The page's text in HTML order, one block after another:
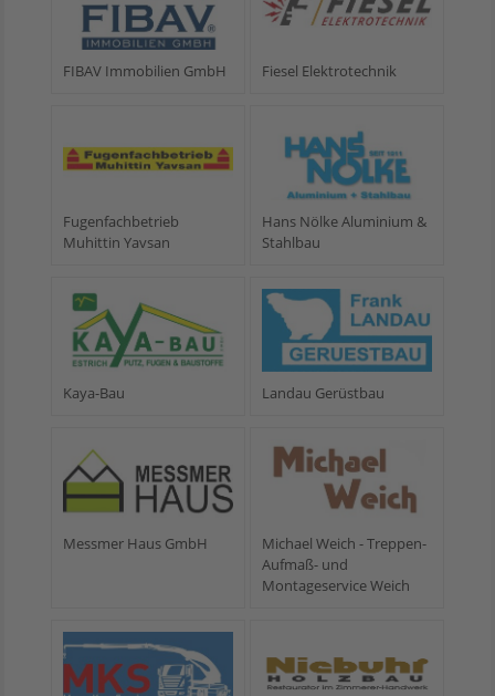
FIBAV Immobilien GmbH Fiesel Elektrotechnik
Fugenfachbetrieb
Muhittin Yavsan
Hans Nölke Aluminium &
Stahlbau
Kaya-Bau Landau Gerüstbau
Messmer Haus GmbH
Michael Weich - Treppen-
Aufmaß- und
Montageservice Weich